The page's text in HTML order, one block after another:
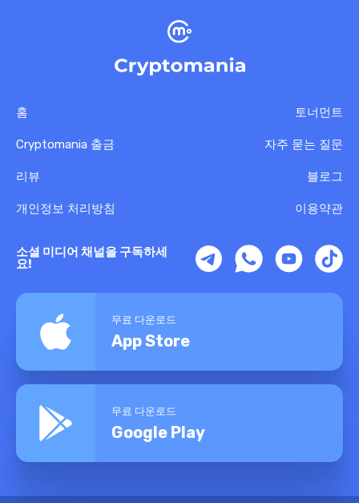
홈 토너먼트
Cryptomania 출금 자주 묻는 질문
리뷰 블로그
개인정보 처리방침 이용약관
소셜 미디어 채널을 구독하세
요!
무료 다운로드
App Store
무료 다운로드
Google Play